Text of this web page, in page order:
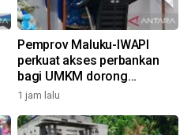
Pemprov Maluku-IWAPI
perkuat akses perbankan
bagi UMKM dorong
pertumbuhan ekonomi
1 jam lalu